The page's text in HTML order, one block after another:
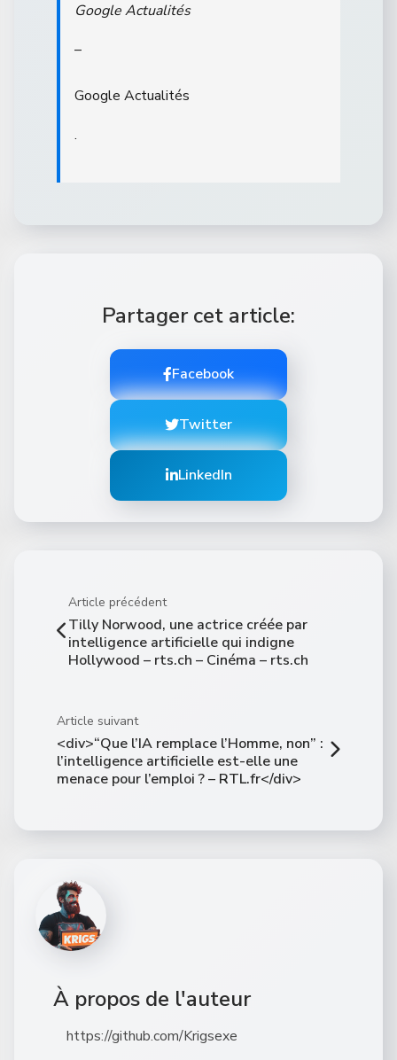
Google Actualités
–
Google Actualités
.
Partager cet article:
Facebook
Twitter
LinkedIn
Article précédent
Tilly Norwood, une actrice créée par
intelligence artificielle qui indigne
Hollywood – rts.ch – Cinéma – rts.ch
Article suivant
<div>“Que l’IA remplace l’Homme, non” :
l’intelligence artificielle est-elle une
menace pour l’emploi ? – RTL.fr</div>
À propos de l'auteur
https://github.com/Krigsexe